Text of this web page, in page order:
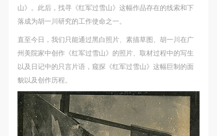
山》。此后，找寻《红军过雪山》这幅作品存在的线索和下
落成为胡一川研究的工作使命之一。
直至今日，我们只能通过黑白照片、素描草图、胡一川在广
州美院家中创作《红军过雪山》的照片、取材过程中的写生
以及日记中的只言片语，窥探《红军过雪山》这幅巨制的面
貌以及创作历程。